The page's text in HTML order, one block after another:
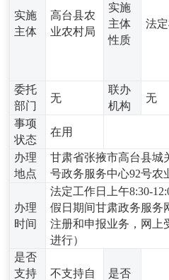
实施
主体
高台县农
业农村局
实施
主体
性质
法
委托
部门
无
联办
机构
无
事项
状态
在用
办理
地点
甘肃省张掖市高台县城
号政务服务中心92号农
办理
时间
法定工作日上午8:30-
假日期间甘肃政务服务
注册和申报业务，网上
进行）
是否
支持
不支持自
是否